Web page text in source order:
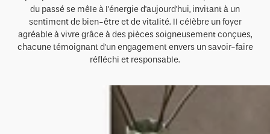
du passé se mêle à l'énergie d'aujourd'hui, invitant à un
sentiment de bien-être et de vitalité. Il célèbre un foyer
agréable à vivre grâce à des pièces soigneusement conçues,
chacune témoignant d'un engagement envers un savoir-faire
réfléchi et responsable.